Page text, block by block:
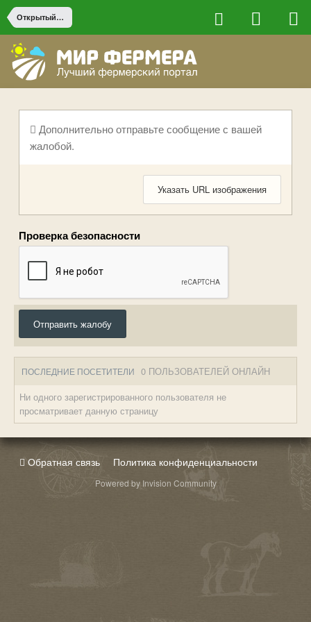
Открытый грунт
Дополнительно отправьте сообщение с вашей
жалобой.
Указать URL изображения
Проверка безопасности
Отправить жалобу
ПОСЛЕДНИЕ ПОСЕТИТЕЛИ 0 ПОЛЬЗОВАТЕЛЕЙ ОНЛАЙН
Ни одного зарегистрированного пользователя не
просматривает данную страницу
Обратная связь Политика конфиденциальности
Powered by Invision Community